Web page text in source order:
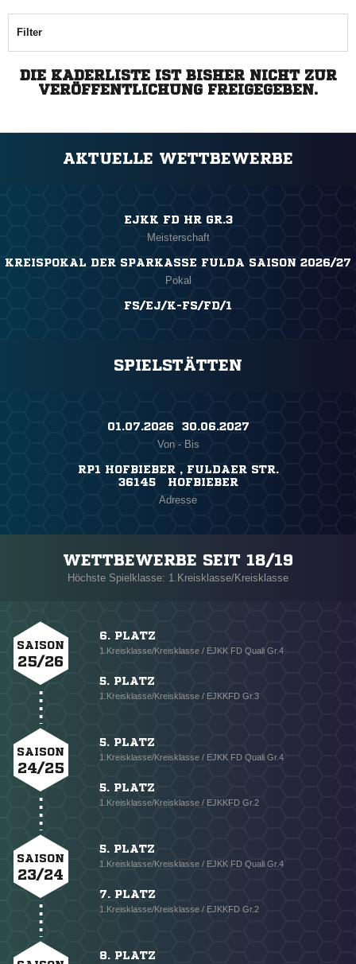
Filter
DIE KADERLISTE IST BISHER NICHT ZUR
VERÖFFENTLICHUNG FREIGEGEBEN.
AKTUELLE WETTBEWERBE
EJKK FD HR GR.3
Meisterschaft
KREISPOKAL DER SPARKASSE FULDA SAISON 2026/27
Pokal
FS/EJ/K-FS/FD/1
SPIELSTÄTTEN
01.07.2026 ​ 30.06.2027
Von - Bis
RP1 HOFBIEBER , FULDAER STR.
36145 HOFBIEBER
Adresse
WETTBEWERBE SEIT 18/19
Höchste Spielklasse: 1.Kreisklasse/Kreisklasse
SAISON
25/26
6. PLATZ
1.Kreisklasse/Kreisklasse / EJKK FD Quali Gr.4
5. PLATZ
1.Kreisklasse/Kreisklasse / EJKKFD Gr.3
SAISON
24/25
5. PLATZ
1.Kreisklasse/Kreisklasse / EJKK FD Quali Gr.4
5. PLATZ
1.Kreisklasse/Kreisklasse / EJKKFD Gr.2
SAISON
23/24
5. PLATZ
1.Kreisklasse/Kreisklasse / EJKK FD Quali Gr.4
7. PLATZ
1.Kreisklasse/Kreisklasse / EJKKFD Gr.2
8. PLATZ